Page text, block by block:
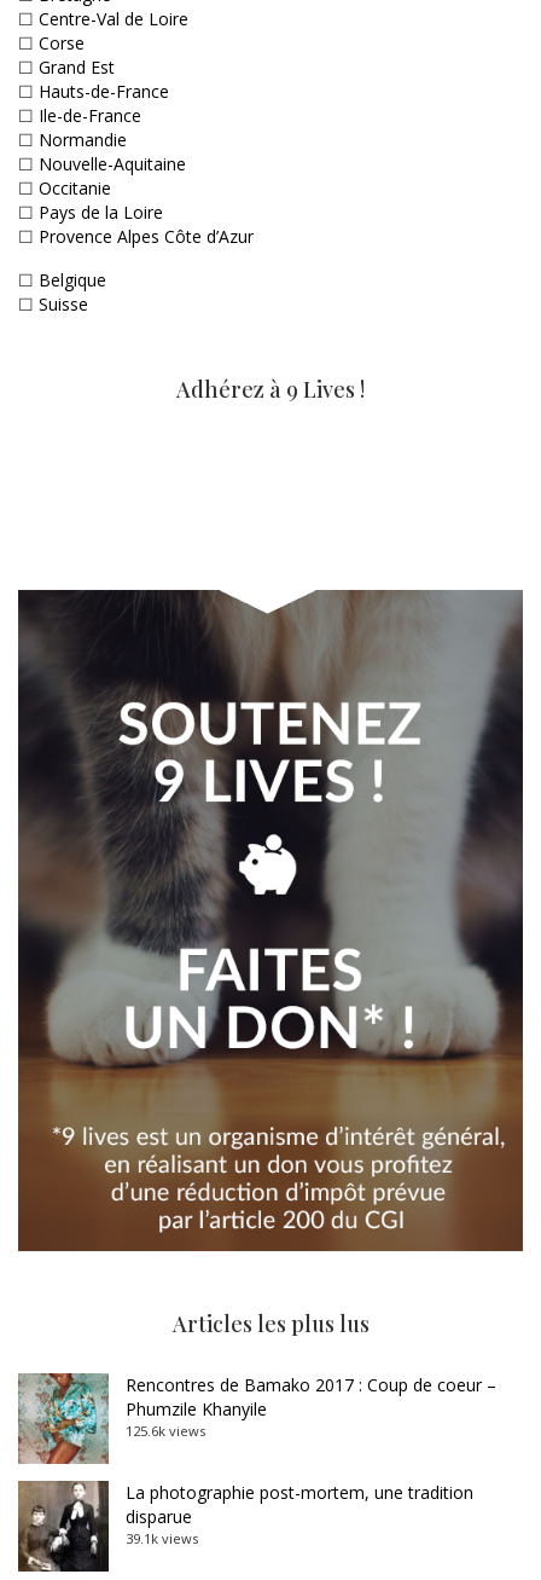
☐ Centre-Val de Loire
☐ Corse
☐ Grand Est
☐ Hauts-de-France
☐ Ile-de-France
☐ Normandie
☐ Nouvelle-Aquitaine
☐ Occitanie
☐ Pays de la Loire
☐ Provence Alpes Côte d’Azur
☐ Belgique
☐ Suisse
Adhérez à 9 Lives !
Articles les plus lus
Rencontres de Bamako 2017 : Coup de coeur –
Phumzile Khanyile
125.6k views
La photographie post-mortem, une tradition
disparue
39.1k views